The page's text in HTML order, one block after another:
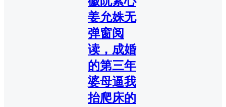
姜允姝无
弹窗阅
读，成婚
的第三年
婆母逼我
抬爬床的